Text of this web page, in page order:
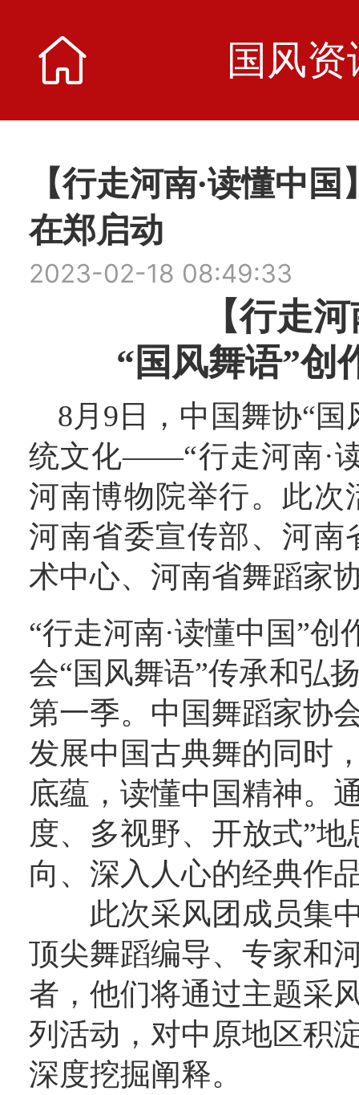
国风资
国风资
【行走河南·读懂中
在郑启动
2023-02-18 08:49:33
【行走
“国风舞语”创
8月9日，中国舞协“
统文化——“行走河南·
河南博物院举行。此
河南省委宣传部、河
术中心、河南省舞蹈家
“行走河南·读懂中国”
会“国风舞语”传承和弘
第一季。中国舞蹈家协
发展中国古典舞的同时
底蕴，读懂中国精神。
度、多视野、开放式”
向、深入人心的经典作
此次采风团成员集中
顶尖舞蹈编导、专家和
者，他们将通过主题采
列活动，对中原地区积
深度挖掘阐释。